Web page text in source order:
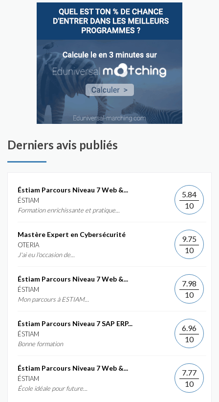
Derniers avis publiés
Éstiam Parcours Niveau 7 Web &...
ÉSTIAM
Formation enrichissante et pratique...
5.84
10
Mastère Expert en Cybersécurité
OTERIA
J'ai eu l'occasion de...
9.75
10
Éstiam Parcours Niveau 7 Web &...
ÉSTIAM
Mon parcours à ESTIAM...
7.98
10
Éstiam Parcours Niveau 7 SAP ERP...
ÉSTIAM
Bonne formation
6.96
10
Éstiam Parcours Niveau 7 Web &...
ÉSTIAM
École idéale pour future...
7.77
10